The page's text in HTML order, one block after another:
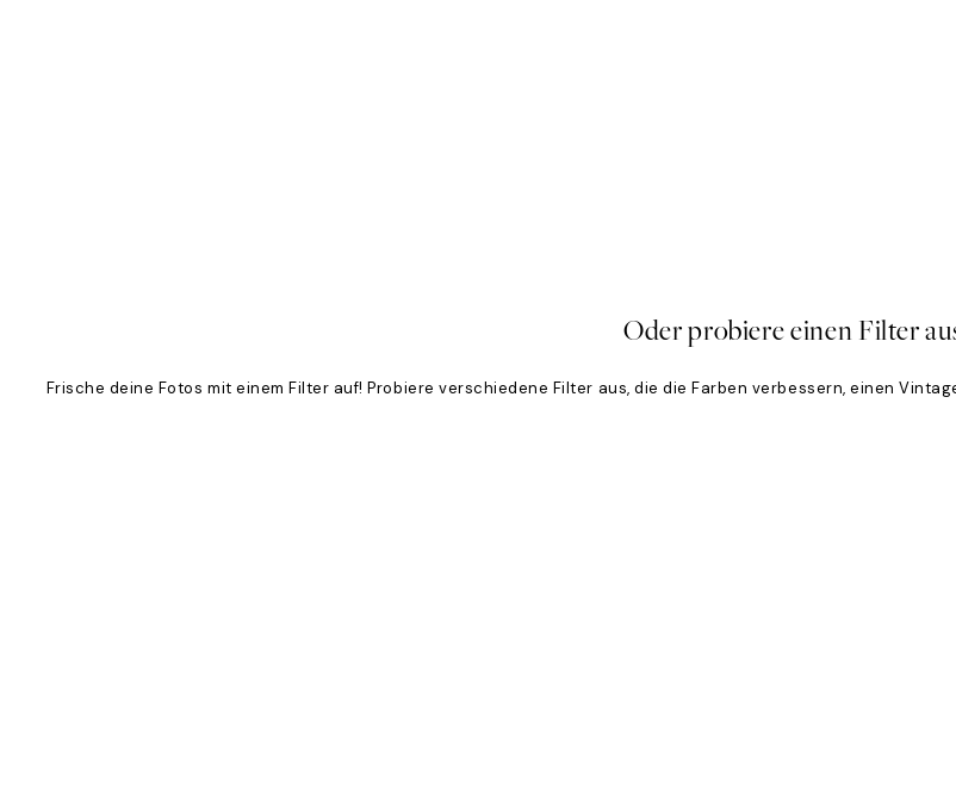
Oder probiere einen Filter
Frische deine Fotos mit einem Filter auf! Probiere verschiedene Filter aus, die die Farben verbessern, einen